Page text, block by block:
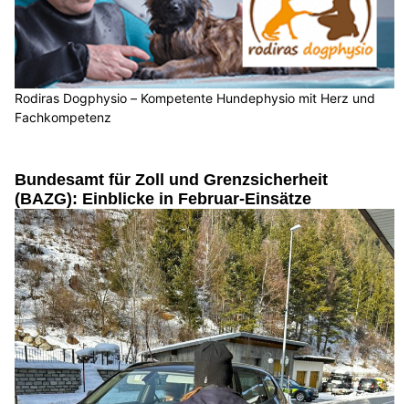
Rodiras Dogphysio – Kompetente Hundephysio mit Herz und
Fachkompetenz
Bundesamt für Zoll und Grenzsicherheit
(BAZG): Einblicke in Februar-Einsätze